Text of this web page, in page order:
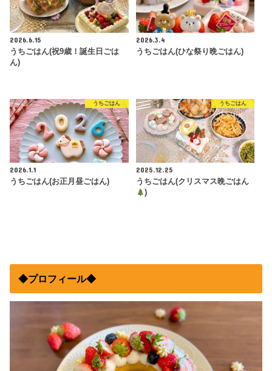
2026.6.15
うちごはん(祝9歳！誕生日ごは
ん)
2026.3.4
うちごはん(ひな祭り晩ごはん)
うちごはん
2026.1.1
うちごはん(お正月昼ごはん)
うちごはん
2025.12.25
うちごはん(クリスマス晩ごはん
)
◆プロフィール◆